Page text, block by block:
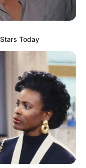
દારૂની પાર્ટીમાં
Today